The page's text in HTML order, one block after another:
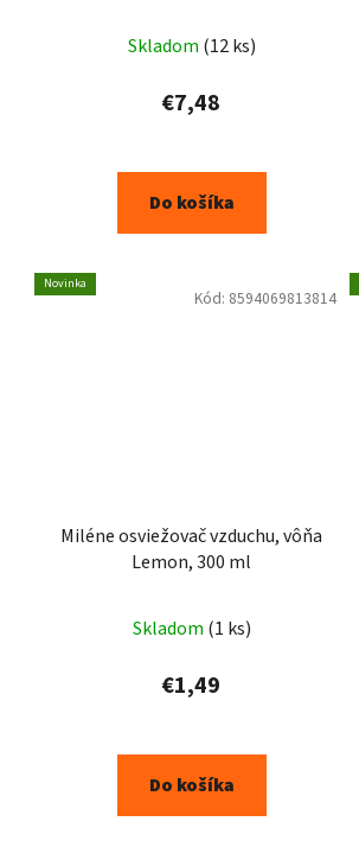
Skladom (12 ks)
€7,48
Do košíka
Novinka
Miléne osviežovač vzduchu, vôňa
Lemon, 300 ml
Skladom (1 ks)
€1,49
Do košíka
Kód: 8594069813814